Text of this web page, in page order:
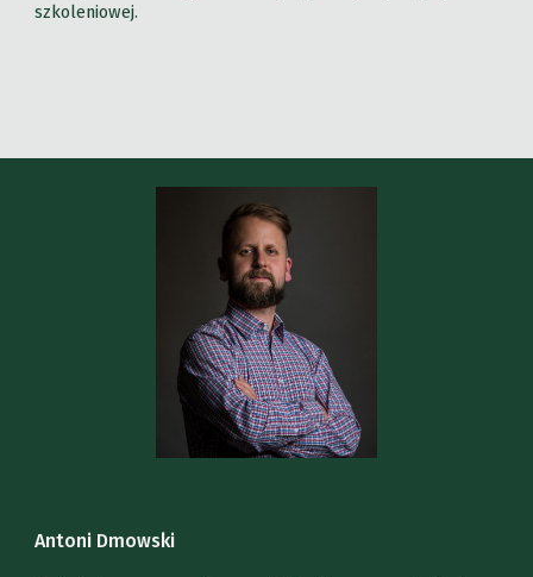
szkoleniowej.
Antoni Dmowski